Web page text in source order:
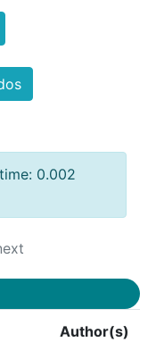
0.002
Author(s)